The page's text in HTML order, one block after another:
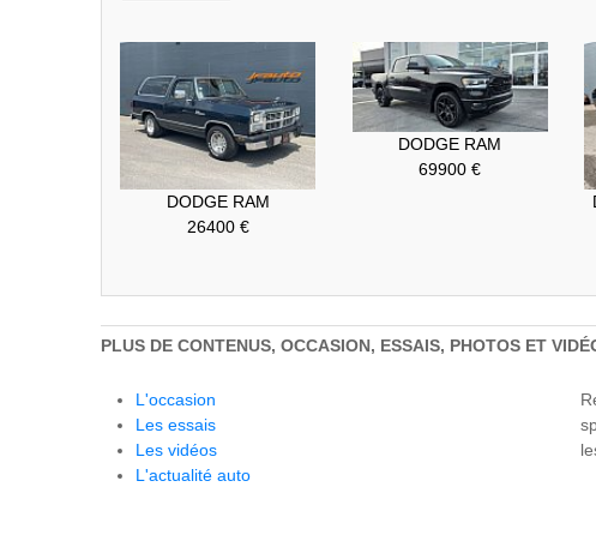
DODGE RAM
26400 €
DODGE RAM
69900 €
PLUS DE CONTENUS, OCCASION, ESSAIS, PHOTOS ET
L'occasion
Les essais
Les vidéos
L'actualité auto